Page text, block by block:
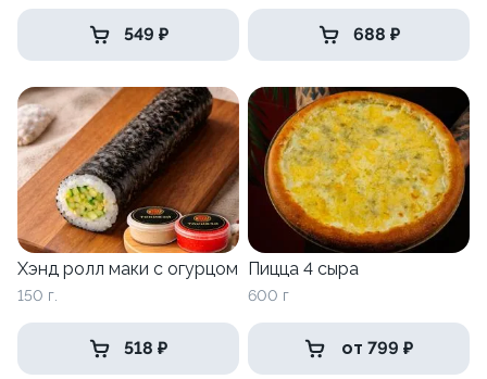
549 ₽ 688 ₽
Хэнд ролл маки с огурцом
150 г.
518 ₽
Пицца 4 сыра
600 г
от 799 ₽